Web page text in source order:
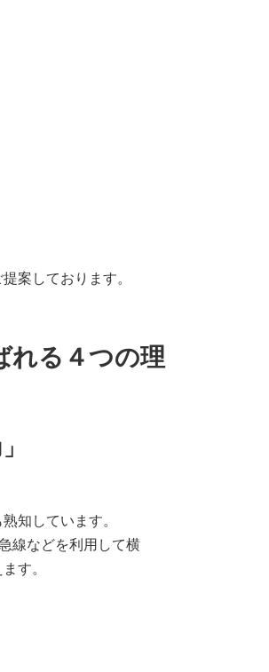
案しております。
れる４つの理
知しています。
線などを利用して横
す。